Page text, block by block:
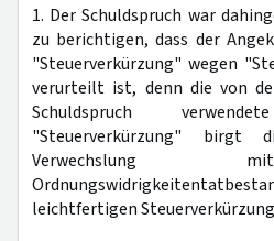
1. Der Schuldspruch war
zu berichtigen, dass der
"Steuerverkürzung" wegen
verurteilt ist, denn die von
Schuldspruch
"Steuerverkürzung" birgt
leichtfertigen